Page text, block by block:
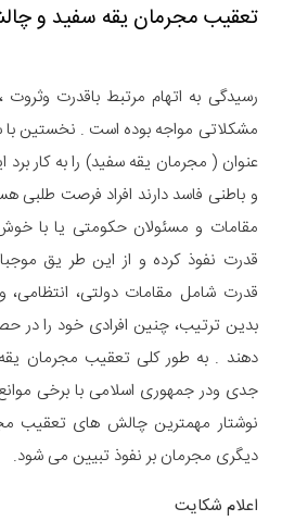
تعقیب مجرمان یقه سفید و
رسیدگی به اتهام مرتبط باقدرت وثروت
مشکلاتی مواجه بوده است . نخستین با
عنوان ( مجرمان یقه سفید) را به کار
و باطنی فاسد دارند افراد فرصت طلبی
مقامات و مسئولان حکومتی یا با
قدرت نفوذ کرده و از این طر یق
قدرت شامل مقامات دولتی، انتظامی،
بدین ترتیب، چنین افرادی خود را در
دهند . به طور کلی تعقیب مجرمان
جدی ودر جمهوری اسلامی با برخی
نوشتار مهمترین چالش های تعقیب
دیگری مجرمان بر نفوذ تبیین می شود.
اعلام شکایت